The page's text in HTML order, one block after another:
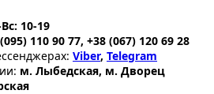
10-19
110 90 77, +38 (067) 120 69 28
Viber, Telegram
м. Лыбедская, м. Дворец